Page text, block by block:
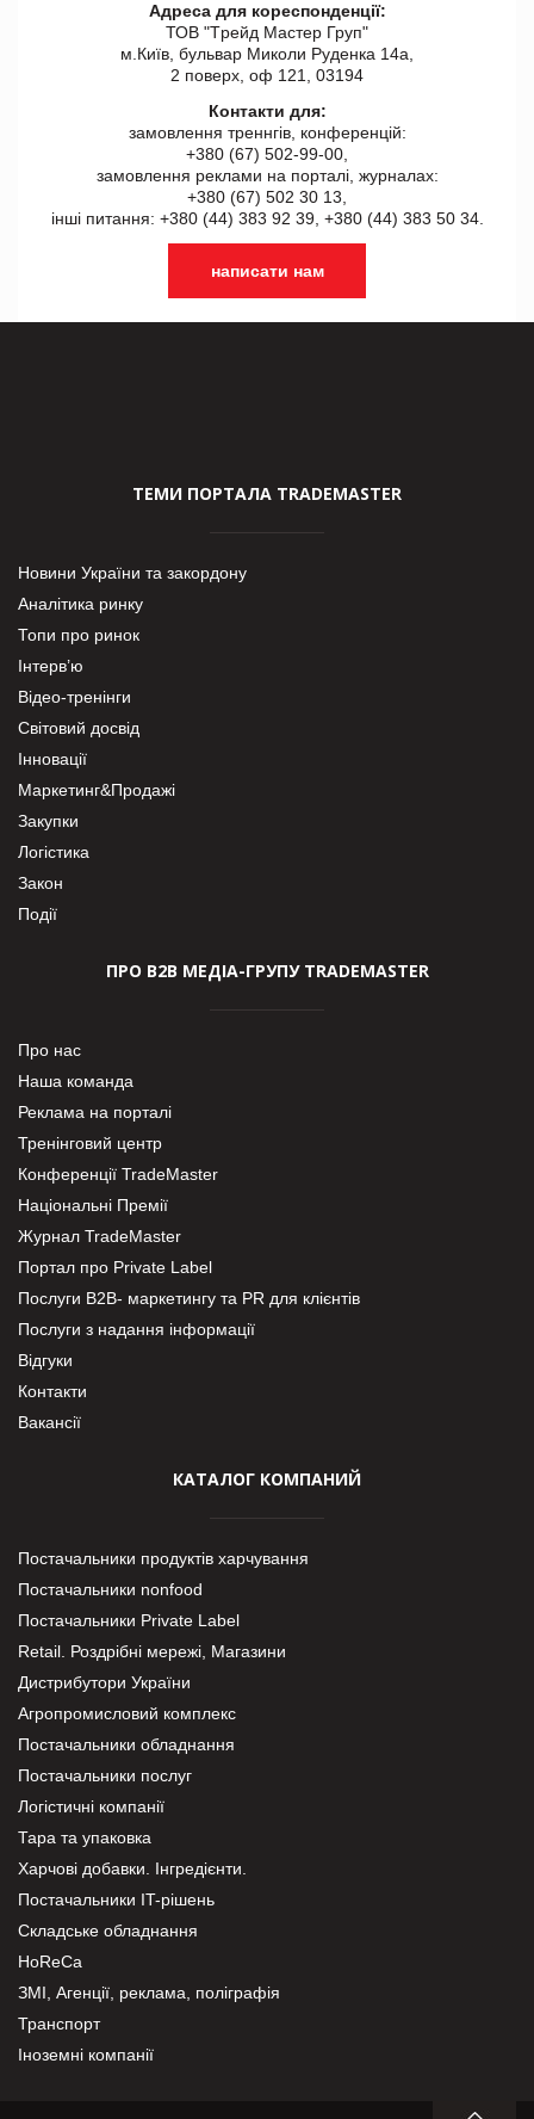
Адреса для кореспонденції:
ТОВ "Tрейд Мастер Груп"
м.Київ, бульвар Миколи Руденка 14а,
2 поверх, оф 121, 03194
Контакти для:
замовлення треннгів, конференцій:
+380 (67) 502-99-00,
замовлення реклами на порталі, журналах:
+380 (67) 502 30 13,
інші питання: +380 (44) 383 92 39, +380 (44) 383 50 34.
написати нам
ТЕМИ ПОРТАЛА TRADEMASTER
Новини України та закордону
Аналітика ринку
Топи про ринок
Інтерв’ю
Відео-тренінги
Світовий досвід
Інновації
Маркетинг&Продажі
Закупки
Логістика
Закон
Події
ПРО В2В МЕДІА-ГРУПУ TRADEMASTER
Про нас
Наша команда
Реклама на порталі
Тренінговий центр
Конференції TradeMaster
Національні Премії
Журнал TradeMaster
Портал про Private Label
Послуги В2В- маркетингу та PR для клієнтів
Послуги з надання інформації
Відгуки
Контакти
Вакансії
КАТАЛОГ КОМПАНИЙ
Постачальники продуктів харчування
Постачальники nonfood
Постачальники Private Label
Retail. Роздрібні мережі, Магазини
Дистрибутори України
Агропромисловий комплекс
Постачальники обладнання
Постачальники послуг
Логістичні компанії
Тара та упаковка
Харчові добавки. Інгредієнти.
Постачальники IT-рішень
Складське обладнання
HoReCa
ЗМІ, Агенції, реклама, поліграфія
Транспорт
Іноземні компанії